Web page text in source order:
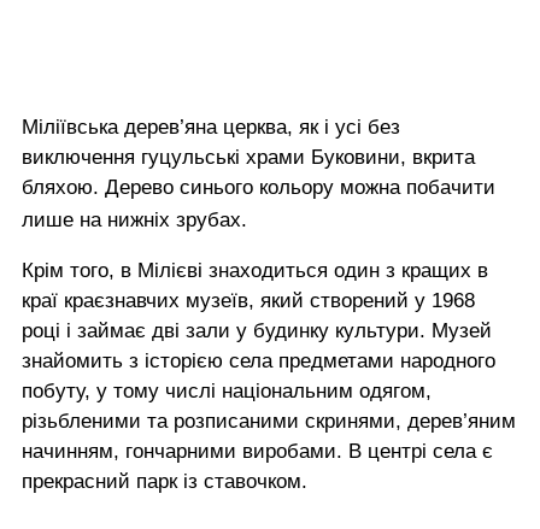
Міліївська дерев’яна церква, як і усі без
виключення гуцульські храми Буковини, вкрита
бляхою. Дерево синього кольору можна побачити
лише на нижніх зрубах.
Крім того, в Мілієві знаходиться один з кращих в
краї краєзнавчих музеїв, який створений у 1968
році і займає дві зали у будинку культури. Музей
знайомить з історією села предметами народного
побуту, у тому числі національним одягом,
різьбленими та розписаними скринями, дерев’яним
начинням, гончарними виробами. В центрі села є
прекрасний парк із ставочком.